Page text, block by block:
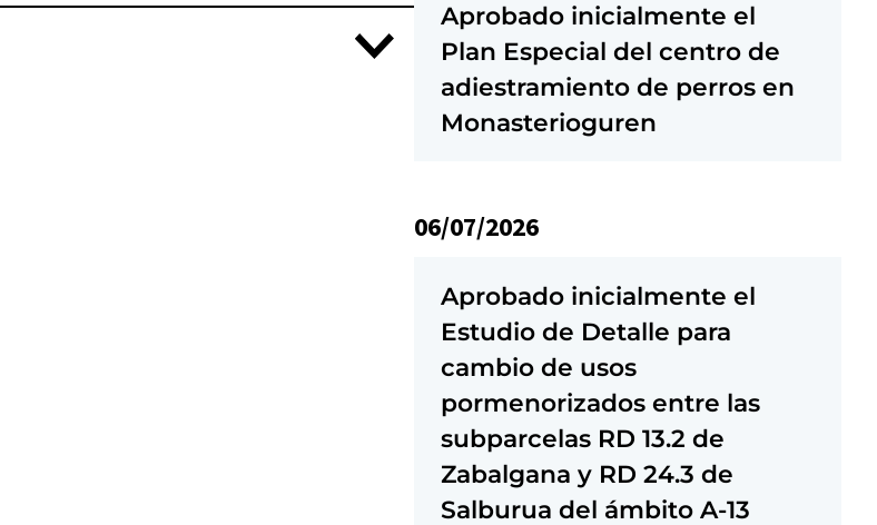
Aprobado inicialmente el
Plan Especial del centro de
adiestramiento de perros en
Monasterioguren
06/07/2026
Aprobado inicialmente el
Estudio de Detalle para
cambio de usos
pormenorizados entre las
subparcelas RD 13.2 de
Zabalgana y RD 24.3 de
Salburua del ámbito A-13